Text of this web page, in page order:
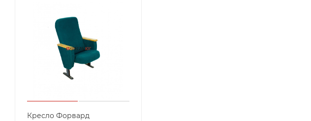
Кресло Форвард